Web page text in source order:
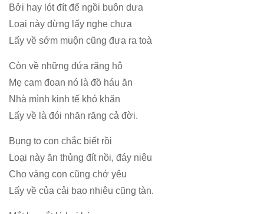
Bởi hay lót đít để ngồi buôn dưa
Loại này đừng lấy nghe chưa
Lấy về sớm muộn cũng đưa ra toà
Còn về những đứa răng hô
Mẹ cam đoan nó là đồ háu ăn
Nhà mình kinh tế khó khăn
Lấy về là đói nhăn răng cả đời.
Bụng to con chắc biết rồi
Loại này ăn thủng đít nồi, đáy niêu
Cho vàng con cũng chớ yêu
Lấy về của cải bao nhiêu cũng tàn.